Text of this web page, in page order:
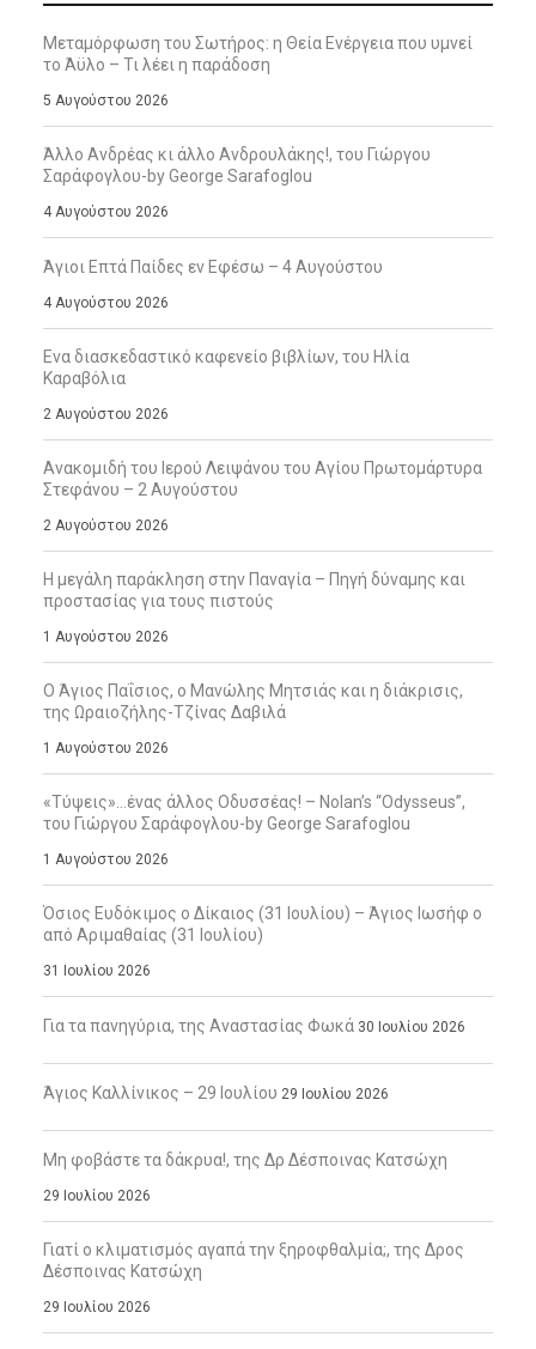
Μεταμόρφωση του Σωτήρος: η Θεία Ενέργεια που υμνεί
το Άϋλο – Τι λέει η παράδοση
5 Αυγούστου 2026
Άλλο Ανδρέας κι άλλο Ανδρουλάκης!, του Γιώργου
Σαράφογλου-by George Sarafoglou
4 Αυγούστου 2026
Άγιοι Επτά Παίδες εν Εφέσω – 4 Αυγούστου
4 Αυγούστου 2026
Ενα διασκεδαστικό καφενείο βιβλίων, του Ηλία
Καραβόλια
2 Αυγούστου 2026
Ανακομιδή του Ιερού Λειψάνου του Αγίου Πρωτομάρτυρα
Στεφάνου – 2 Αυγούστου
2 Αυγούστου 2026
Η μεγάλη παράκληση στην Παναγία – Πηγή δύναμης και
προστασίας για τους πιστούς
1 Αυγούστου 2026
Ο Άγιος Παΐσιος, ο Μανώλης Μητσιάς και η διάκρισις,
της Ωραιοζήλης-Τζίνας Δαβιλά
1 Αυγούστου 2026
«Τύψεις»…ένας άλλος Οδυσσέας! – Nolan’s “Odysseus”,
του Γιώργου Σαράφογλου-by George Sarafoglou
1 Αυγούστου 2026
Όσιος Ευδόκιμος ο Δίκαιος (31 Ιουλίου) – Άγιος Ιωσήφ ο
από Αριμαθαίας (31 Ιουλίου)
31 Ιουλίου 2026
Για τα πανηγύρια, της Αναστασίας Φωκά 30 Ιουλίου 2026
Άγιος Καλλίνικος – 29 Ιουλίου 29 Ιουλίου 2026
Μη φοβάστε τα δάκρυα!, της Δρ Δέσποινας Κατσώχη
29 Ιουλίου 2026
Γιατί ο κλιματισμός αγαπά την ξηροφθαλμία;, της Δρος
Δέσποινας Κατσώχη
29 Ιουλίου 2026